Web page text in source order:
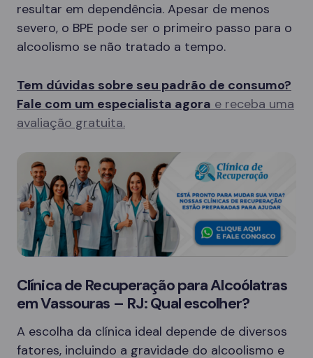
resultar em dependência. Apesar de menos
severo, o BPE pode ser o primeiro passo para o
alcoolismo se não tratado a tempo.
Tem dúvidas sobre seu padrão de consumo?
Fale com um especialista agora e receba uma
avaliação gratuita.
Clínica de Recuperação para Alcoólatras
em Vassouras – RJ: Qual escolher?
A escolha da clínica ideal depende de diversos
fatores, incluindo a gravidade do alcoolismo e